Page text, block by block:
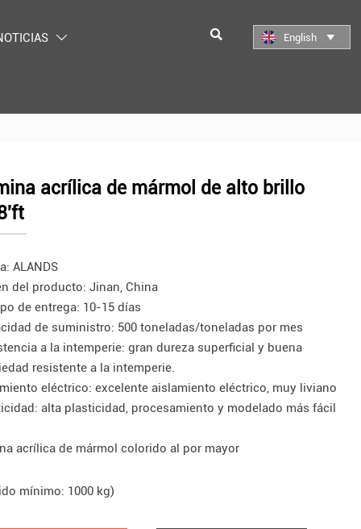
  English 
acrílica de mármol de alto brillo
ALANDS
del producto: Jinan, China
de entrega: 10-15 días
de suministro: 500 toneladas/toneladas por mes
a la intemperie: gran dureza superficial y buena
resistente a la intemperie.
eléctrico: excelente aislamiento eléctrico, muy liviano
alta plasticidad, procesamiento y modelado más fácil
acrílica de mármol colorido al por mayor
mínimo: 1000 kg)